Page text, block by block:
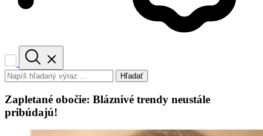
Hľadať
Zapletané obočie: Bláznivé trendy neustále
pribúdajú!